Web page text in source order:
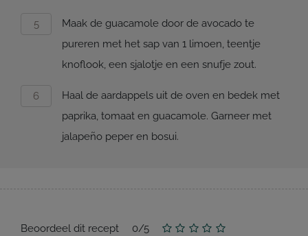
Maak de guacamole door de avocado te
pureren met het sap van 1 limoen, teentje
knoflook, een sjalotje en een snufje zout.
Haal de aardappels uit de oven en bedek met
paprika, tomaat en guacamole. Garneer met
jalapeño peper en bosui.
Beoordeel dit recept 0/5